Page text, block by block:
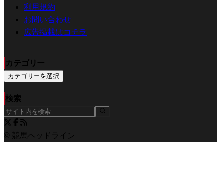
利用規約
お問い合わせ
広告掲載はコチラ
カテゴリー
カテゴリーを選択
検索
© 競馬ヘッドライン